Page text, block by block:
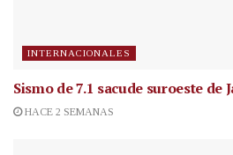
INTERNACIONALES
Sismo de 7.1 sacude suroeste de
HACE 2 SEMANAS